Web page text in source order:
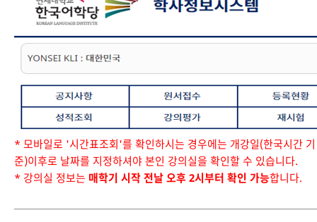
* 모바일로 '시간표조회'를 확인하시는 경우에는 개강일(한국시간 기
준)이후로 날짜를 지정하셔야 본인 강의실을 확인할 수 있습니다.
* 강의실 정보는 매학기 시작 전날 오후 2시부터 확인 가능합니다.